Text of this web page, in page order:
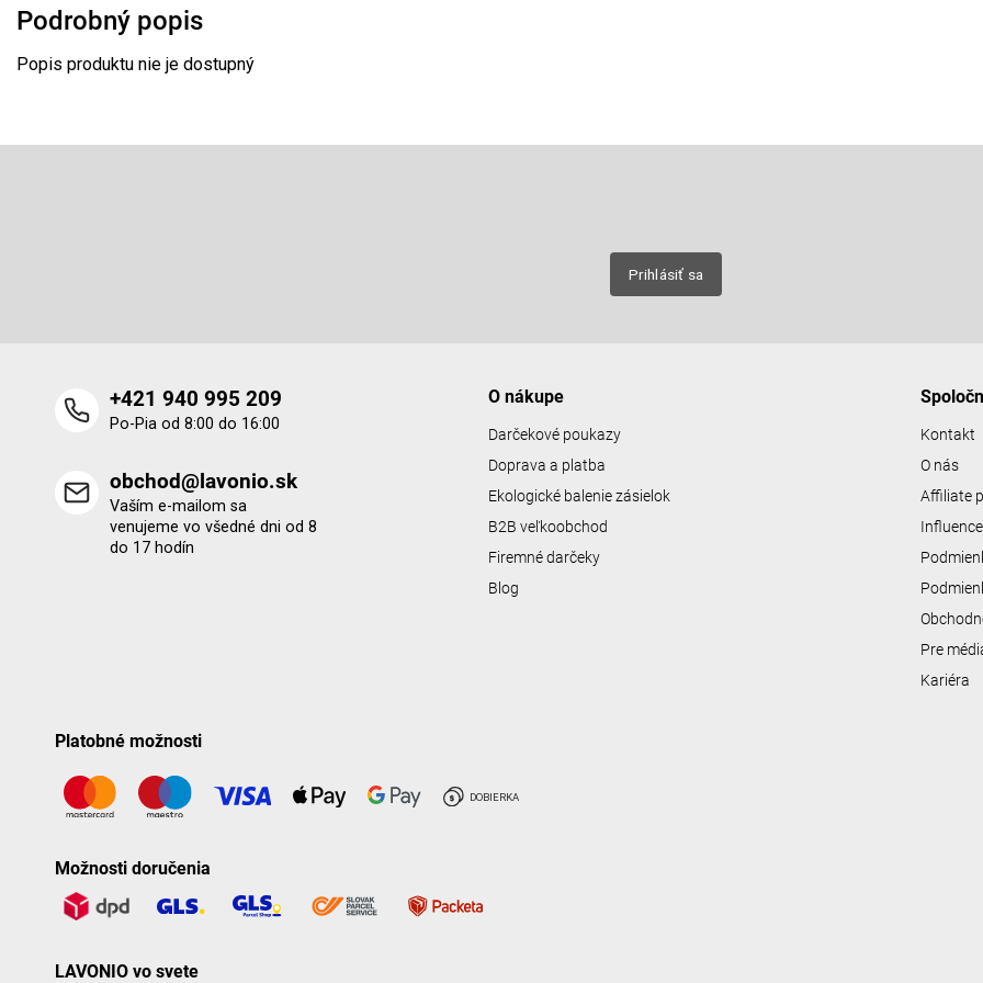
Podrobný popis
Popis produktu nie je dostupný
Prihlásiť sa
+421 940 995 209
Po-Pia od 8:00 do 16:00
obchod@lavonio.sk
Vaším e-mailom sa
venujeme vo všedné dni od 8
do 17 hodín
O nákupe
Darčekové poukazy
Doprava a platba
Ekologické balenie zásielok
B2B veľkoobchod
Firemné darčeky
Blog
Kontakt
O nás
Affiliate
Pre
Kariéra
Platobné možnosti
Možnosti doručenia
LAVONIO vo svete